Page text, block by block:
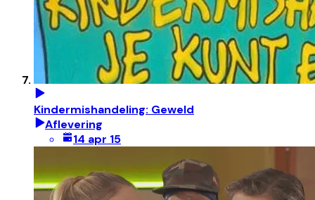
Kindermishandeling: Geweld
Aflevering
14 apr 15